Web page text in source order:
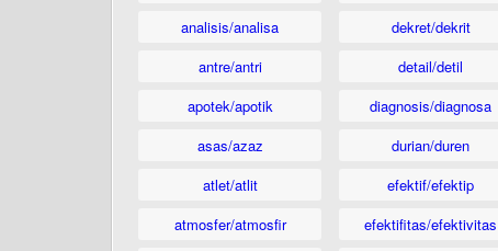
analisis/analisa
antre/antri
apotek/apotik
asas/azaz
atlet/atlit
atmosfer/atmosfir
dekret/dekrit
detail/detil
diagnosis/diagnosa
durian/duren
efektif/efektip
efektifitas/efektivitas